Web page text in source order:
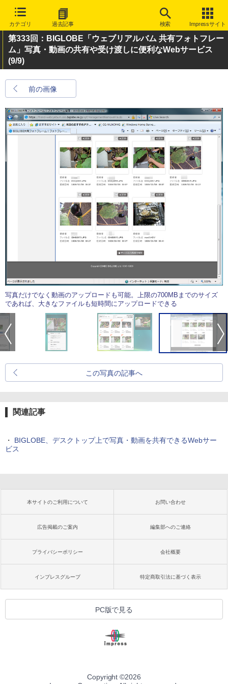
カテゴリ 過去記事 検索 Impressサイト
第333回：BIGLOBE「ウェブリアルバム 共有フォトフレー
ム」写真・動画の共有や受け渡しに便利なWebサービス
(9/9)
前の画像
写真だけでなく動画のアップロードも可能。上限の700MBまでのサイズ
であれば、大きなファイルも短時間にアップロードできる
この写真の記事へ
関連記事
・ BIGLOBE、デスクトップ上で写真・動画を共有できるWebサー
ビス
本サイトのご利用について お問い合わせ
広告掲載のご案内 編集部へのご連絡
プライバシーポリシー 会社概要
インプレスグループ 特定商取引法に基づく表示
PC版で見る
Copyright ©2026